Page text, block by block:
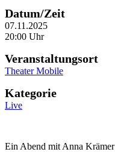
Datum/Zeit
07.11.2025
20:00 Uhr
Veranstaltungsort
Theater Mobile
Kategorie
Live
Ein Abend mit Anna Krämer